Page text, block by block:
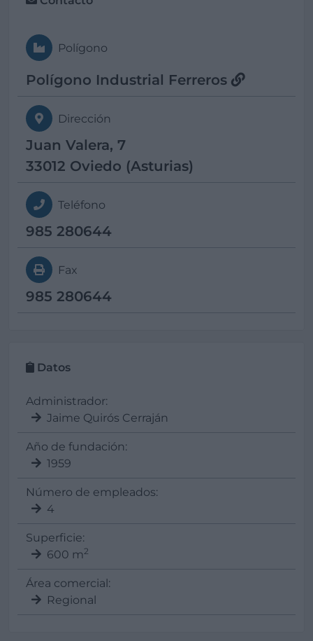
Polígono
Polígono Industrial Ferreros
Dirección
Juan Valera, 7
33012 Oviedo (Asturias)
Teléfono
985 280644
Fax
985 280644
Datos
Administrador:
Jaime Quirós Cerraján
Año de fundación:
1959
Número de empleados:
4
Superficie:
600 m2
Área comercial:
Regional